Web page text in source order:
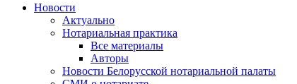
Новости
Актуально
Нотариальная практика
Все материалы
Авторы
Новости Белорусской нотариальной палаты